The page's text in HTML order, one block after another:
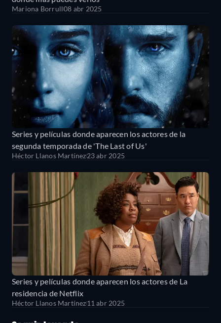
Mariona Borrull08 abr 2025
Series y películas donde aparecen los actores de la
segunda temporada de 'The Last of Us'
Héctor Llanos Martínez23 abr 2025
Series y películas donde aparecen los actores de La
residencia de Netflix
Héctor Llanos Martínez11 abr 2025